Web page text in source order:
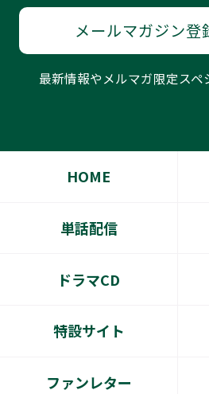
メールマガジン登
最新情報やメルマガ限定スペ
HOME
単話配信
ドラマCD
特設サイト
ファンレター